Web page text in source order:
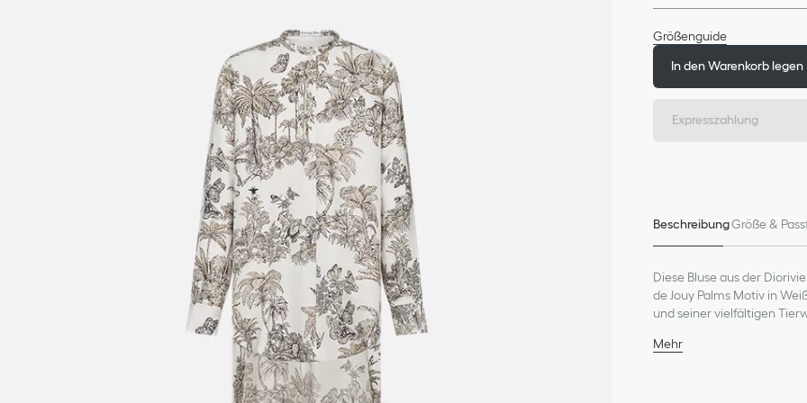
Größenguide
In den Warenkorb legen
Expresszahlung
BeschreibungGröße &
Diese Bluse aus der
de Jouy Palms Motiv in
und seiner vielfältigen
aus Seidentwill.
Mehr